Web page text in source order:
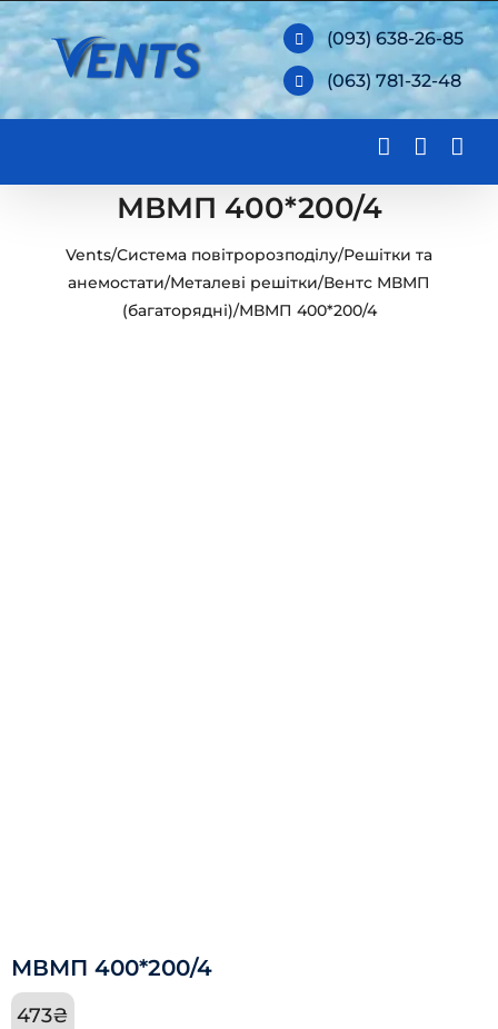
Skip
to
content
(093) 638-26-85
(063) 781-32-48
МВМП 400*200/4
Vents/Система повітророзподілу/Решітки та
анемостати/Металеві решітки/Вентс МВМП
(багаторядні)/МВМП 400*200/4
МВМП 400*200/4
473₴